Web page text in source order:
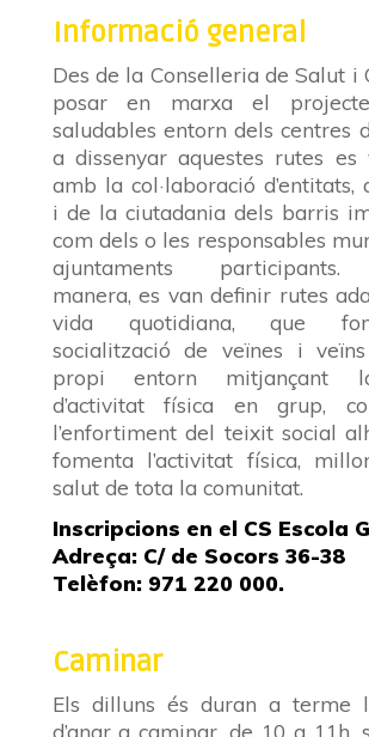
Informació general
Des de la Conselleria de Salut i
posar en marxa el
saludables entorn dels centres
a dissenyar aquestes rutes es
amb la col·laboració d’entitats,
i de la ciutadania dels barris
com dels o les responsables
ajuntaments participants.
manera, es van definir rutes
vida quotidiana, que
socialització de veïnes i
propi entorn mitjançant
d’activitat física en grup,
l’enfortiment del teixit social
fomenta l’activitat física,
salut de tota la comunitat.
Inscripcions en el CS Escola
Adreça: C/ de Socors 36-38
Telèfon: 971 220 000.
Caminar
Els dilluns és duran a terme
d’anar a caminar, de 10 a 11h,